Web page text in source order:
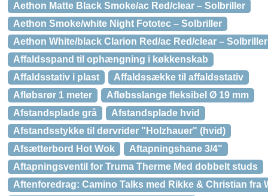
Aethon Matte Black Smoke/ac Red/clear – Solbriller
Aethon Smoke/white Night Fototec – Solbriller
Aethon White/black Clarion Red/ac Red/clear – Solbriller
Affaldsspand til ophængning i køkkenskab
Affaldsstativ i plast
Affaldssække til affaldsstativ
Afløbsrør 1 meter
Afløbsslange fleksibel Ø 19 mm
Afstandsplade grå
Afstandsplade hvid
Afstandsstykke til dørvrider "Holzhauer" (hvid)
Afsætterbord Hot Wok
Aftapningshane 3/4"
Aftapningsventil for Truma Therme Med dobbelt studs
Aftenforedrag: Camino Talks med Rikke & Christian fra